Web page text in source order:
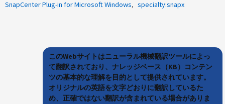
SnapCenter Plug-in for Microsoft Windows
specialty:snapx
このWebサイトはニューラル機械翻訳ツールによっ
て翻訳されており、ナレッジベース（KB）コンテン
ツの基本的な理解を目的として提供されています。
オリジナルの英語を文字どおりに翻訳しているた
め、正確ではない翻訳が含まれている場合がありま